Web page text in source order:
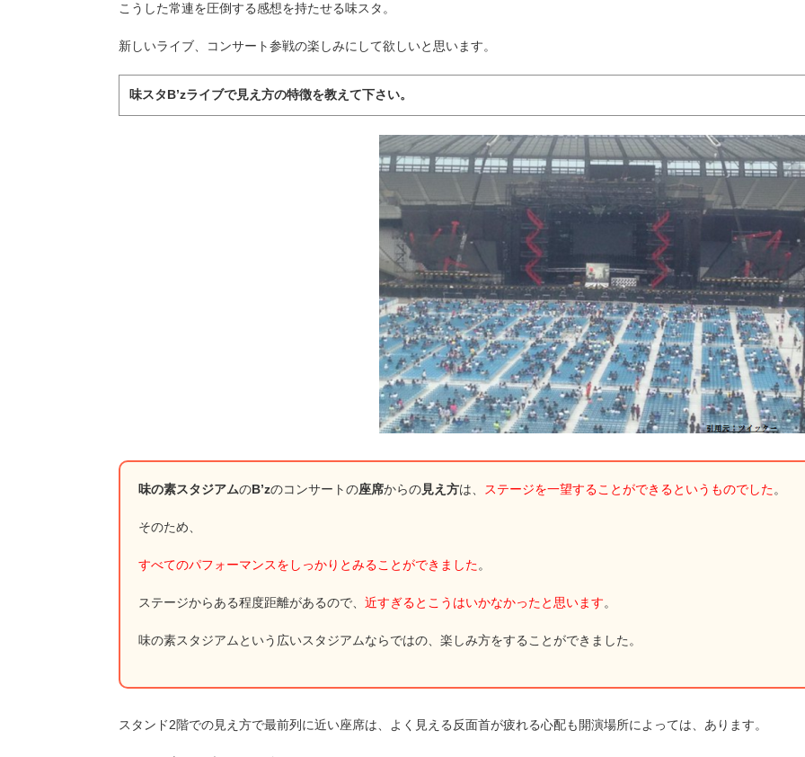
こうした常連を圧倒する感想を持たせる味スタ。
新しいライブ、コンサート参戦の楽しみにして欲しいと思います。
味スタB’zライブで見え方の特徴を教えて下さい。
味の素スタジアムのB’zのコンサートの座席からの見え方は、 ステージを一望することができるというものでした。
そのため、
すべてのパフォーマンスをしっかりとみることができました。
ステージからある程度距離があるので、 近すぎるとこうはいかなかったと思います。
味の素スタジアムという広いスタジアムならではの、楽しみ方をすることができました。
スタンド2階での見え方で最前列に近い座席は、よく見える反面首が疲れる心配も開演場所によっては、あります。